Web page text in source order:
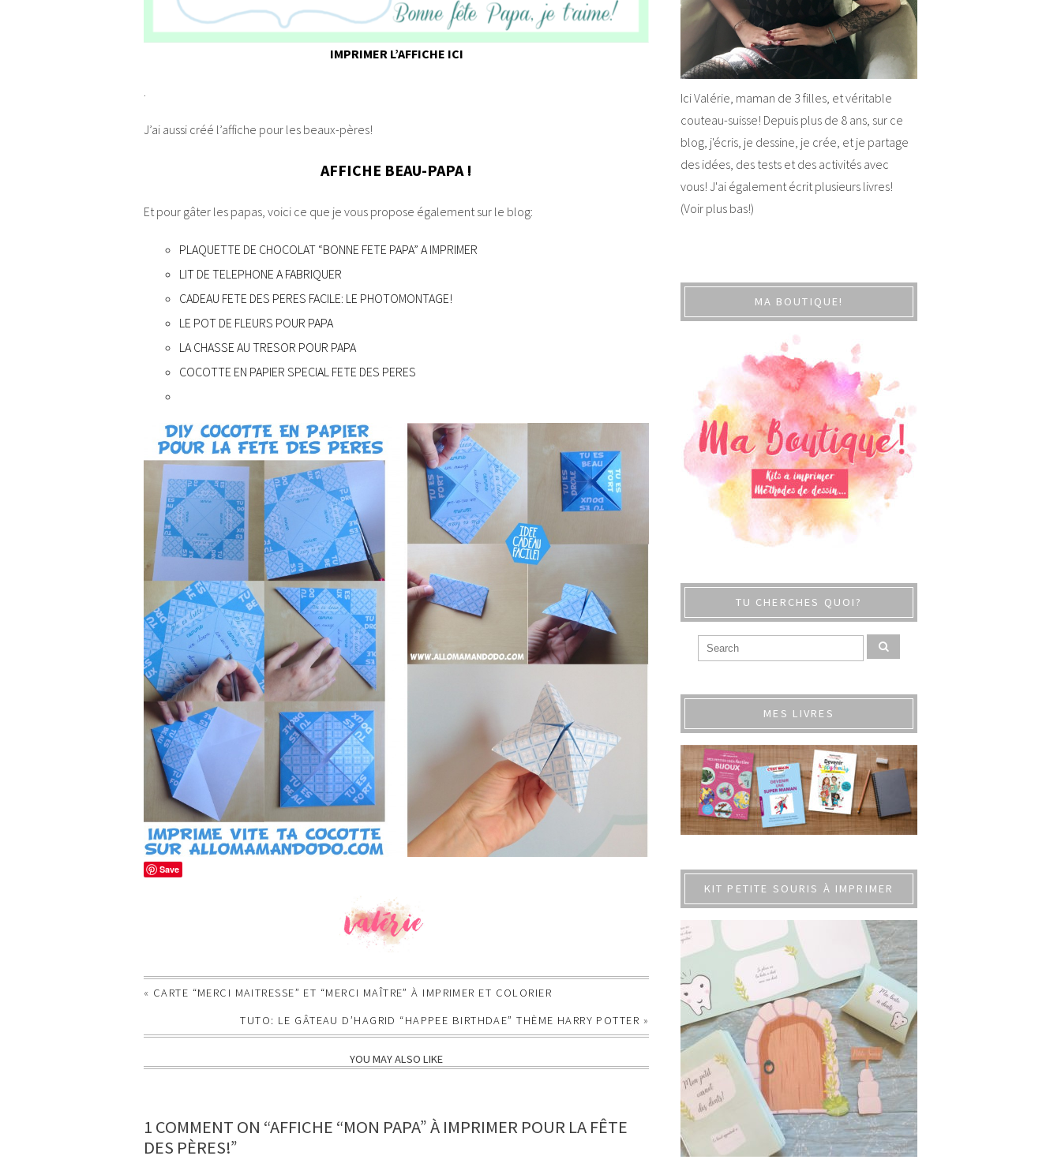
IMPRIMER L’AFFICHE ICI
J’ai aussi créé l’affiche pour les beaux-pères!
AFFICHE BEAU-PAPA !
Et pour gâter les papas, voici ce que je vous propose également sur le blog:
PLAQUETTE DE CHOCOLAT “BONNE FETE PAPA” A IMPRIMER
LIT DE TELEPHONE A FABRIQUER
CADEAU FETE DES PERES FACILE: LE PHOTOMONTAGE!
LE POT DE FLEURS POUR PAPA
LA CHASSE AU TRESOR POUR PAPA
COCOTTE EN PAPIER SPECIAL FETE DES PERES
Save
« CARTE “MERCI MAITRESSE” ET “MERCI MAÎTRE” À IMPRIMER ET COLORIER
TUTO: LE GÂTEAU D’HAGRID “HAPPEE BIRTHDAE” THÈME HARRY POTTER »
YOU MAY ALSO LIKE
1 COMMENT ON “AFFICHE “MON PAPA” À IMPRIMER POUR LA FÊTE
DES PÈRES!”
Ici Valérie, maman de 3 filles, et véritable
couteau-suisse! Depuis plus de 8 ans, sur ce
blog, j'écris, je dessine, je crée, et je partage
des idées, des tests et des activités avec
vous! J'ai également écrit plusieurs livres!
(Voir plus bas!)
MA BOUTIQUE!
TU CHERCHES QUOI?
MES LIVRES
KIT PETITE SOURIS À IMPRIMER